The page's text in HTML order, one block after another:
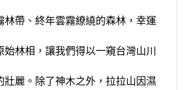
林帶、終年雲霧繚繞的森林，幸運
始林相，讓我們得以一窺台灣山川
壯麗。除了神木之外，拉拉山因濕